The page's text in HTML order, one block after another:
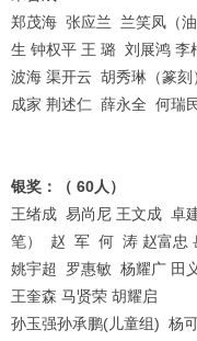
郑茂海 张应兰 兰笑凤（
生 钟权平 王 璐 刘展鸿
波海 渠开云 胡秀琳（篆刻
成家 荆述仁 薛永全 何瑞
银奖：（ 60人）
王绪成 易尚尼 王文成 卓
笔） 赵 军 何 涛 赵富忠
姚宇超 罗惠敏 杨耀广 田
王奎森 马贤荣 胡耀启
孙玉强孙承鹏(儿童组) 杨